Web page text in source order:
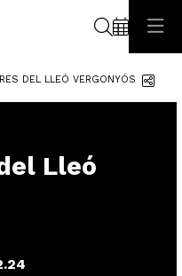
DEL LLEÓ VERGONYÓS
Lleó